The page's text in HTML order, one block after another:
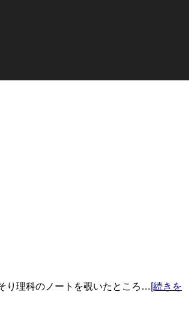
り理科のノートを覗いたところ… [続きを